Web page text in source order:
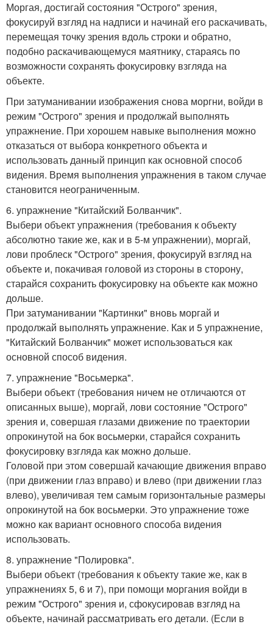
Моргая, достигай состояния "Острого" зрения,
фокусируй взгляд на надписи и начинай его раскачивать,
перемещая точку зрения вдоль строки и обратно,
подобно раскачивающемуся маятнику, стараясь по
возможности сохранять фокусировку взгляда на
объекте.
При затуманивании изображения снова моргни, войди в
режим "Острого" зрения и продолжай выполнять
упражнение. При хорошем навыке выполнения можно
отказаться от выбора конкретного объекта и
использовать данный принцип как основной способ
видения. Время выполнения упражнения в таком случае
становится неограниченным.
6. упражнение "Китайский Болванчик".
Выбери объект упражнения (требования к объекту
абсолютно такие же, как и в 5-м упражнении), моргай,
лови проблеск "Острого" зрения, фокусируй взгляд на
объекте и, покачивая головой из стороны в сторону,
старайся сохранить фокусировку на объекте как можно
дольше.
При затуманивании "Картинки" вновь моргай и
продолжай выполнять упражнение. Как и 5 упражнение,
"Китайский Болванчик" может использоваться как
основной способ видения.
7. упражнение "Восьмерка".
Выбери объект (требования ничем не отличаются от
описанных выше), моргай, лови состояние "Острого"
зрения и, совершая глазами движение по траектории
опрокинутой на бок восьмерки, старайся сохранить
фокусировку взгляда как можно дольше.
Головой при этом совершай качающие движения вправо
(при движении глаз вправо) и влево (при движении глаз
влево), увеличивая тем самым горизонтальные размеры
опрокинутой на бок восьмерки. Это упражнение тоже
можно как вариант основного способа видения
использовать.
8. упражнение "Полировка".
Выбери объект (требования к объекту такие же, как в
упражнениях 5, 6 и 7), при помощи моргания войди в
режим "Острого" зрения и, сфокусировав взгляд на
объекте, начинай рассматривать его детали. (Если в